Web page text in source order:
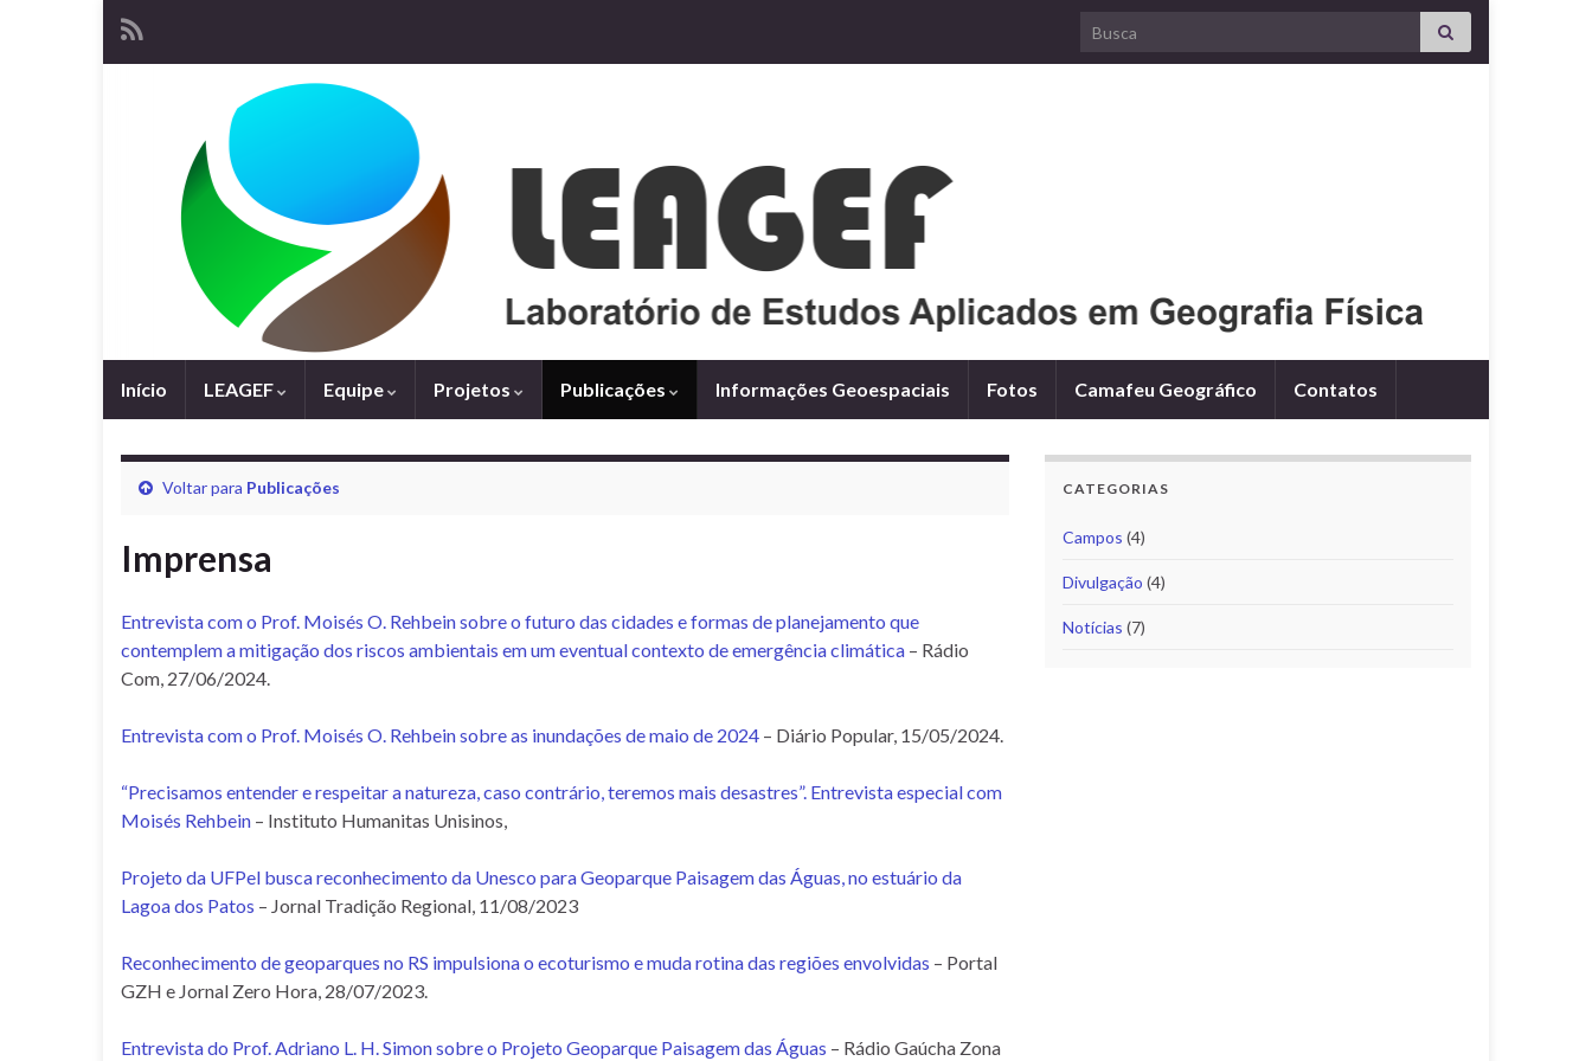
Search for:
Início LEAGEF Equipe Projetos Publicações Informações Geoespaciais Fotos Camafeu Geográfico Contatos
Voltar para Publicações
Imprensa
Entrevista com o Prof. Moisés O. Rehbein sobre o futuro das cidades e formas de planejamento que
contemplem a mitigação dos riscos ambientais em um eventual contexto de emergência climática – Rádio
Com, 27/06/2024.
Entrevista com o Prof. Moisés O. Rehbein sobre as inundações de maio de 2024 – Diário Popular, 15/05/2024.
“Precisamos entender e respeitar a natureza, caso contrário, teremos mais desastres”. Entrevista especial com
Moisés Rehbein – Instituto Humanitas Unisinos,
Projeto da UFPel busca reconhecimento da Unesco para Geoparque Paisagem das Águas, no estuário da
Lagoa dos Patos – Jornal Tradição Regional, 11/08/2023
Reconhecimento de geoparques no RS impulsiona o ecoturismo e muda rotina das regiões envolvidas – Portal
GZH e Jornal Zero Hora, 28/07/2023.
Entrevista do Prof. Adriano L. H. Simon sobre o Projeto Geoparque Paisagem das Águas – Rádio Gaúcha Zona
CATEGORIAS
Campos (4)
Divulgação (4)
Notícias (7)